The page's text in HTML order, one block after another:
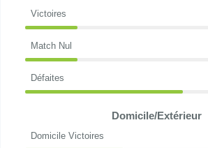
Victoires
Match Nul
Défaites
Domicile/Extérieur
Domicile Victoires